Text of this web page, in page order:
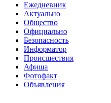
Ежедневник
Актуально
Общество
Официально
Безопасность
Информатор
Происшествия
Афиша
Фотофакт
Объявления